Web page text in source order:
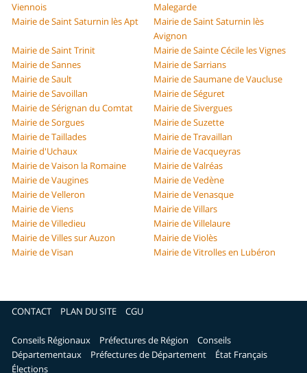
Viennois
Malegarde
Mairie de Saint Saturnin lès Apt
Mairie de Saint Saturnin lès
Avignon
Mairie de Saint Trinit
Mairie de Sainte Cécile les Vignes
Mairie de Sannes
Mairie de Sarrians
Mairie de Sault
Mairie de Saumane de Vaucluse
Mairie de Savoillan
Mairie de Séguret
Mairie de Sérignan du Comtat
Mairie de Sivergues
Mairie de Sorgues
Mairie de Suzette
Mairie de Taillades
Mairie de Travaillan
Mairie d'Uchaux
Mairie de Vacqueyras
Mairie de Vaison la Romaine
Mairie de Valréas
Mairie de Vaugines
Mairie de Vedène
Mairie de Velleron
Mairie de Venasque
Mairie de Viens
Mairie de Villars
Mairie de Villedieu
Mairie de Villelaure
Mairie de Villes sur Auzon
Mairie de Violès
Mairie de Visan
Mairie de Vitrolles en Lubéron
CONTACT PLAN DU SITE CGU
Conseils Régionaux Préfectures de Région
Conseils
Départementaux
Préfectures de Département
État Français
Élections